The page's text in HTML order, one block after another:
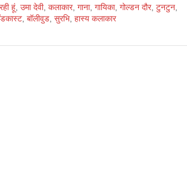
हूं उमा देवी, कलाकार, गाना, गायिका, गोल्डन दौर, टुनटुन
बॉलीवुड सुरभि, हास्य कलाकार